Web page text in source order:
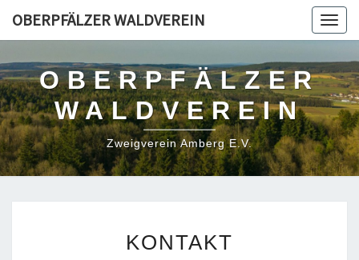
OBERPFÄLZER WALDVEREIN
OBERPFÄLZER
WALDVEREIN
Zweigverein Amberg E.V.
KONTAKT